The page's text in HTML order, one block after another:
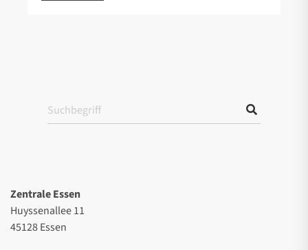
Zentrale Essen
Huyssenallee 11
45128 Essen